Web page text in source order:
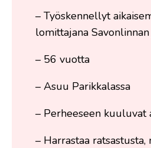
– Työskennellyt
lomittajana
– 56 vuotta
– Asuu Parikkalassa
– Perheeseen
– Harrastaa